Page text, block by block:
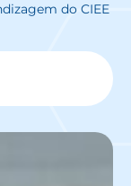
do CIEE